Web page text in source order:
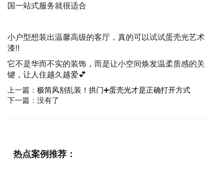
国一站式服务就很适合
小户型想装出温馨高级的客厅，真的可以试试蛋壳光艺术
漆‼️
它不是华而不实的装饰，而是让小空间焕发温柔质感的关
键，让人住越久越爱💕
上一篇： 极简风别乱装！拱门➕蛋壳光才是正确打开方式
下一篇：没有了
热点案例推荐：